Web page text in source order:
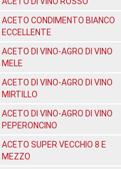
ACETO CONDIMENTO BIANCO
ECCELLENTE
ACETO DI VINO-AGRO DI VINO
MELE
ACETO DI VINO-AGRO DI VINO
MIRTILLO
ACETO DI VINO-AGRO DI VINO
PEPERONCINO
ACETO SUPER VECCHIO 8 E
MEZZO